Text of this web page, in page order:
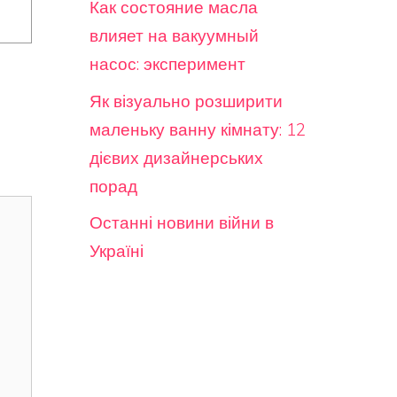
Как состояние масла
влияет на вакуумный
насос: эксперимент
Як візуально розширити
маленьку ванну кімнату: 12
дієвих дизайнерських
порад
Останні новини війни в
Україні